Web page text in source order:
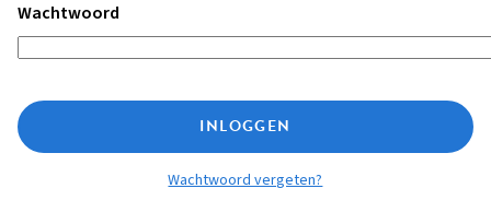
Wachtwoord
INLOGGEN
Wachtwoord vergeten?